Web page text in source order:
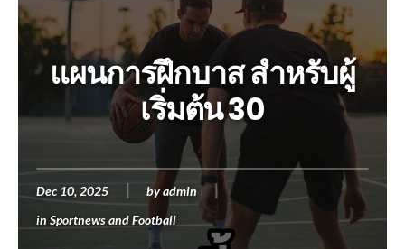
แผนการฝึกบาส สำหรับผู้
เริ่มต้น 30
Dec 10, 2025 byadmin
in Sportnews and Football